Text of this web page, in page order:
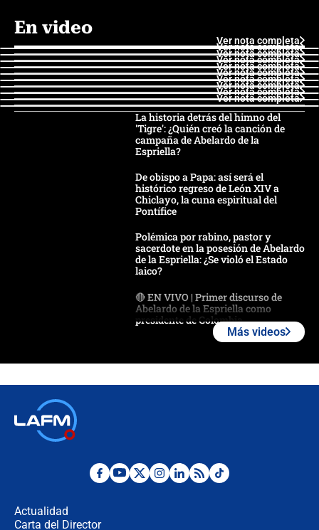
En video
Ver nota completa
Ver nota completa
Ver nota completa
Ver nota completa
Ver nota completa
Ver nota completa
Ver nota completa
Ver nota completa
Ver nota completa
Ver nota completa
La historia detrás del himno del
'Tigre': ¿Quién creó la canción de
campaña de Abelardo de la
Espriella?
De obispo a Papa: así será el
histórico regreso de León XIV a
Chiclayo, la cuna espiritual del
Pontífice
Polémica por rabino, pastor y
sacerdote en la posesión de Abelardo
de la Espriella: ¿Se violó el Estado
laico?
🔴 EN VIVO | Primer discurso de
Abelardo de la Espriella como
presidente de Colombia
Desde dermatitis hasta infecciones:
Más videos
Actualidad
Carta del Director